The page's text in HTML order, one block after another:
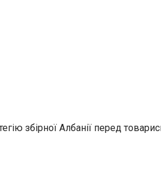
збірної Албанії перед